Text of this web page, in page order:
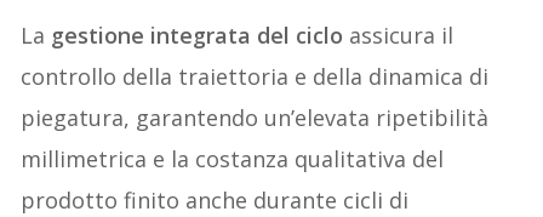
La gestione integrata del ciclo assicura il
controllo della traiettoria e della dinamica di
piegatura, garantendo un’elevata ripetibilità
millimetrica e la costanza qualitativa del
prodotto finito anche durante cicli di